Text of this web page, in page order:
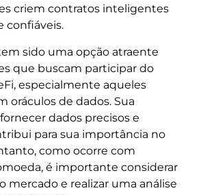
criem contratos inteligentes
confiáveis.
sido uma opção atraente
que buscam participar do
especialmente aqueles
oráculos de dados. Sua
dados precisos e
para sua importância no
como ocorre com
é importante considerar
mercado e realizar uma análise